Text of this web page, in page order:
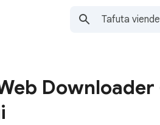
Downloader